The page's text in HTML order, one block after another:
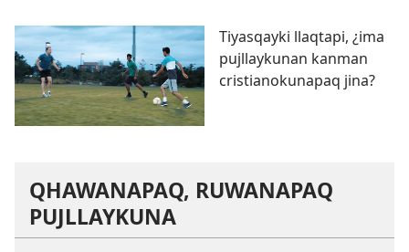
Tiyasqayki llaqtapi, ¿ima
pujllaykunan kanman
cristianokunapaq jina?
QHAWANAPAQ, RUWANAPAQ
PUJLLAYKUNA